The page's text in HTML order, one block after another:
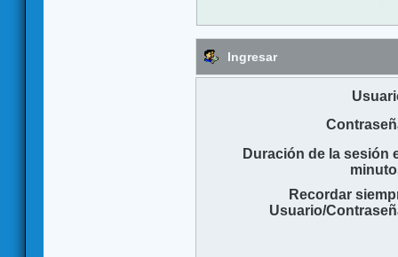
Ingresar
Duración de la sesión
Recordar
Usuario/